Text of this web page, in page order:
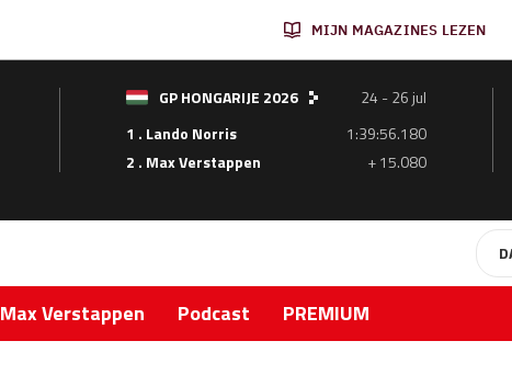
MIJN MAGAZINES LEZEN
GP HONGARIJE 2026
24 - 26 jul
1 . Lando Norris
1:39:56.180
2 . Max Verstappen
+ 15.080
Max Verstappen Podcast PREMIUM